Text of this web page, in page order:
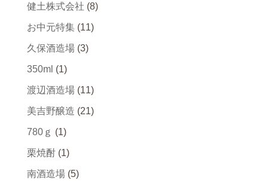
健土株式会社 (8)
お中元特集 (11)
久保酒造場 (3)
350ml (1)
渡辺酒造場 (11)
美吉野醸造 (21)
780ｇ (1)
栗焼酎 (1)
南酒造場 (5)